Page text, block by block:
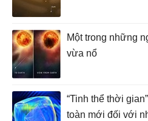
Một trong những
vừa nổ
“Tinh thể thời
toàn mới đối với